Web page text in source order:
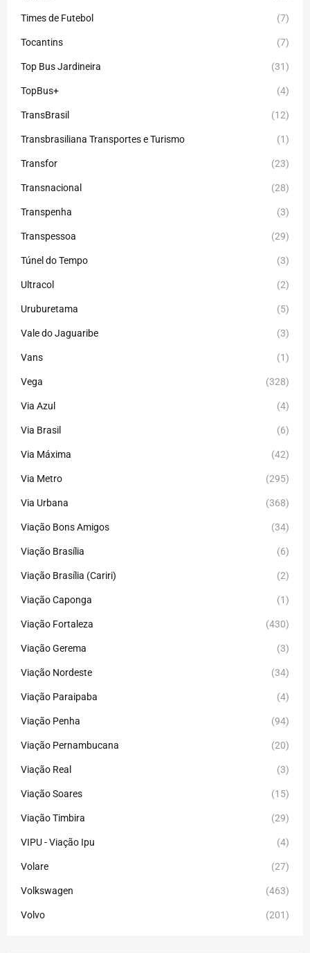
Times de Futebol (7)
Tocantins (7)
Top Bus Jardineira (31)
TopBus+ (4)
TransBrasil (12)
Transbrasiliana Transportes e Turismo (1)
Transfor (23)
Transnacional (28)
Transpenha (3)
Transpessoa (29)
Túnel do Tempo (3)
Ultracol (2)
Uruburetama (5)
Vale do Jaguaribe (3)
Vans (1)
Vega (328)
Via Azul (4)
Via Brasil (6)
Via Máxima (42)
Via Metro (295)
Via Urbana (368)
Viação Bons Amigos (34)
Viação Brasília (6)
Viação Brasília (Cariri) (2)
Viação Caponga (1)
Viação Fortaleza (430)
Viação Gerema (3)
Viação Nordeste (34)
Viação Paraipaba (4)
Viação Penha (94)
Viação Pernambucana (20)
Viação Real (3)
Viação Soares (15)
Viação Timbira (29)
VIPU - Viação Ipu (4)
Volare (27)
Volkswagen (463)
Volvo (201)